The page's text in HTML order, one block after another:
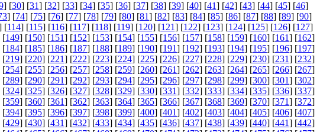
] [30] [31] [32] [33] [34] [35] [36] [37] [38] [39] [40] [41] [42] [43] [44] [45] [46]
] [74] [75] [76] [77] [78] [79] [80] [81] [82] [83] [84] [85] [86] [87] [88] [89] [90]
[114] [115] [116] [117] [118] [119] [120] [121] [122] [123] [124] [125] [126] [127]
[149] [150] [151] [152] [153] [154] [155] [156] [157] [158] [159] [160] [161] [162]
[184] [185] [186] [187] [188] [189] [190] [191] [192] [193] [194] [195] [196] [197]
[219] [220] [221] [222] [223] [224] [225] [226] [227] [228] [229] [230] [231] [232]
[254] [255] [256] [257] [258] [259] [260] [261] [262] [263] [264] [265] [266] [267]
[289] [290] [291] [292] [293] [294] [295] [296] [297] [298] [299] [300] [301] [302]
[324] [325] [326] [327] [328] [329] [330] [331] [332] [333] [334] [335] [336] [337]
[359] [360] [361] [362] [363] [364] [365] [366] [367] [368] [369] [370] [371] [372]
[394] [395] [396] [397] [398] [399] [400] [401] [402] [403] [404] [405] [406] [407]
[429] [430] [431] [432] [433] [434] [435] [436] [437] [438] [439] [440] [441] [442]